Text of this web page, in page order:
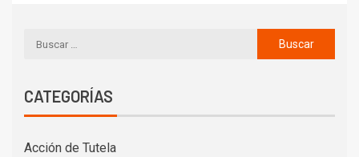
CATEGORÍAS
Acción de Tutela